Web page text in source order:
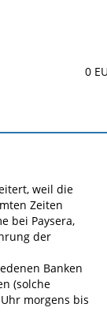
0
weil die
Zeiten
bei Paysera,
der
Banken
(solche
morgens bis